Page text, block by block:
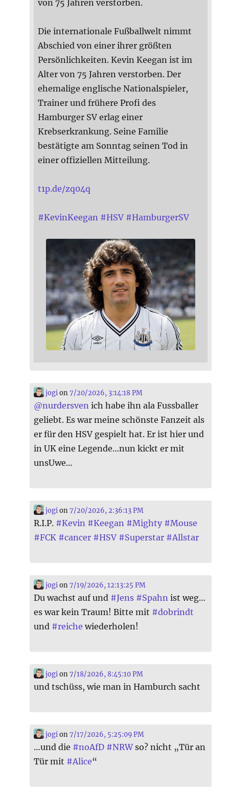
von 75 Jahren verstorben.
Die internationale Fußballwelt nimmt
Abschied von einer ihrer größten
Persönlichkeiten. Kevin Keegan ist im
Alter von 75 Jahren verstorben. Der
ehemalige englische Nationalspieler,
Trainer und frühere Profi des
Hamburger SV erlag einer
Krebserkrankung. Seine Familie
bestätigte am Sonntag seinen Tod in
einer offiziellen Mitteilung.
t1p.de/zq04q
#KevinKeegan #HSV #HamburgerSV
jogion7/20/2026, 3:14:18 PM
@nurdersven ich habe ihn ala Fussballer
geliebt. Es war meine schönste Fanzeit als
er für den HSV gespielt hat. Er ist hier und
in UK eine Legende…nun kickt er mit
unsUwe…
jogion7/20/2026, 2:36:13 PM
R.I.P. #Kevin #Keegan #Mighty #Mouse
#FCK #cancer #HSV #Superstar #Allstar
jogion7/19/2026, 12:13:25 PM
Du wachst auf und #Jens #Spahn ist weg…
es war kein Traum! Bitte mit #dobrindt
und #reiche wiederholen!
jogion7/18/2026, 8:45:10 PM
und tschüss, wie man in Hamburch sacht
jogion7/17/2026, 5:25:09 PM
…und die #noAfD #NRWso? nicht „Tür an
Tür mit #Alice“